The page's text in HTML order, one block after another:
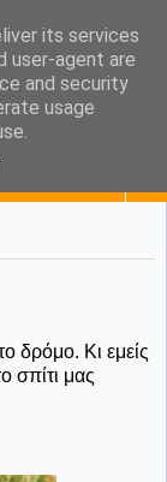
δρόμο. Κι εμείς
σπίτι μας
its services
user-agent are
and security
usage